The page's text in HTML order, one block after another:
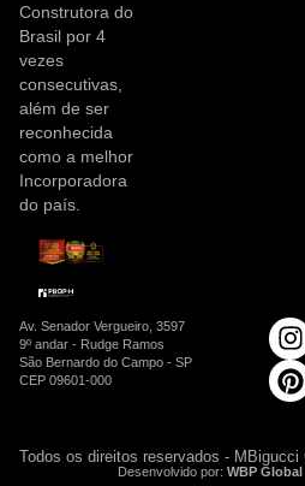
Construtora do
Brasil por 4
vezes
consecutivas,
além de ser
reconhecida
como a melhor
Incorporadora
do país.
Av. Senador Vergueiro, 3597
9º andar - Rudge Ramos
São Bernardo do Campo - SP
CEP 09601-000
Todos os direitos reservados - MBigucci
Desenvolvido por: WBP